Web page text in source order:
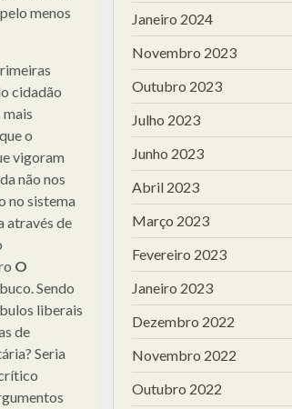
menos
cidadão
o
vigoram
não nos
no sistema
através de
O
Sendo
liberais
de
Seria
Janeiro 2024
Novembro 2023
Outubro 2023
Julho 2023
Junho 2023
Abril 2023
Março 2023
Fevereiro 2023
Janeiro 2023
Dezembro 2022
Novembro 2022
Outubro 2022